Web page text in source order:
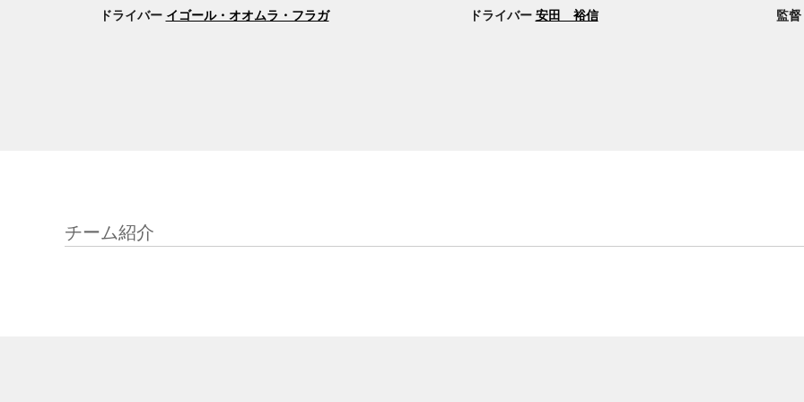
ドライバー イゴール・オオムラ・フラガ ドライバー 安田 裕信 監督
チーム紹介